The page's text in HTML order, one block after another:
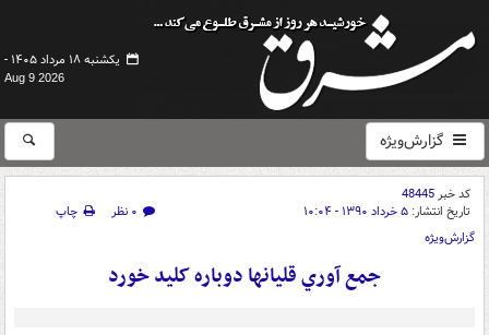
یکشنبه ۱۸ مرداد ۱۴۰۵ -
Aug 9 2026
گزارش‌ویژه
کد خبر48445
تاریخ انتشار: ۵ خرداد ۱۳۹۰ - ۱۰:۰۴ ۰ نظر
چاپ
گزارش‌ویژه
جمع آوري قليانها دوباره کليد خورد